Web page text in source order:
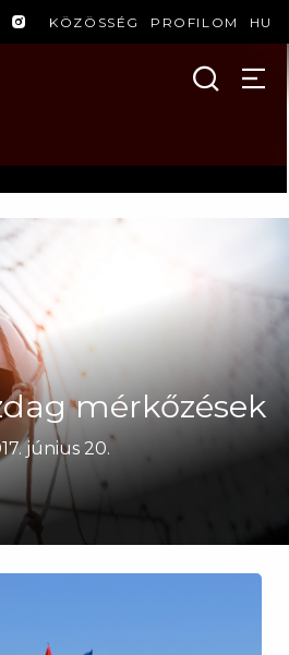
KÖZÖSSÉG PROFILOM HU
mérkőzések
június 20.